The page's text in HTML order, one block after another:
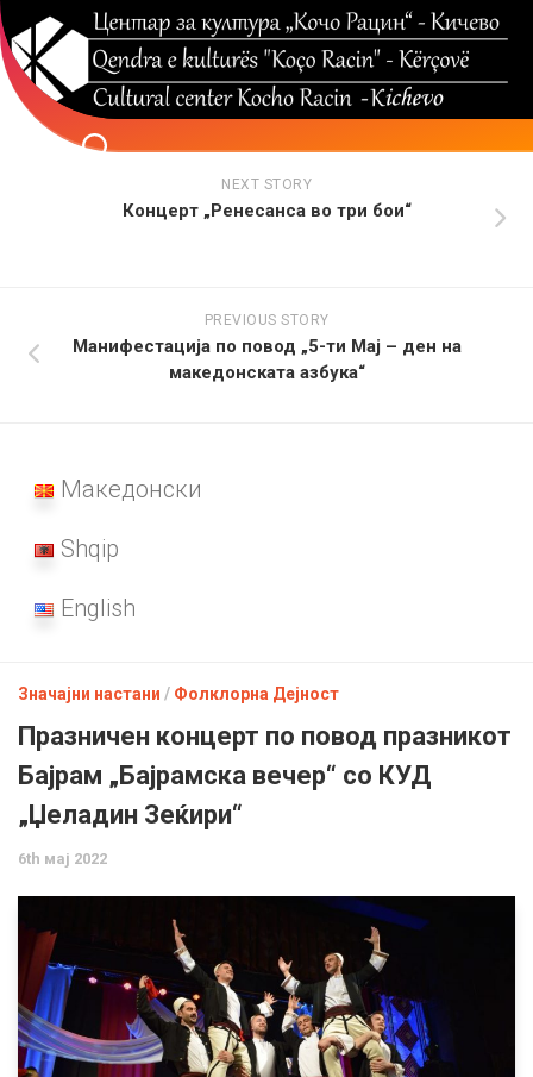
Skip
to
content
NEXT STORY
Концерт „Ренесанса во три бои“
PREVIOUS STORY
Манифестација по повод „5-ти Мај – ден на
македонската азбука“
Македонски
Shqip
English
Значајни настани / Фолклорна Дејност
Празничен концерт по повод празникот
Бајрам „Бајрамска вечер“ со КУД
„Џеладин Зеќири“
6th мај 2022